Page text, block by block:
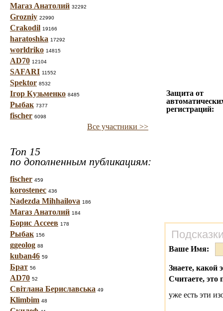
Магаз Анатолий 32292
Grozniy 22990
Crakodil 19166
haratoshka 17292
worldriko 14815
AD70 12104
SAFARI 11552
Spektor 8532
Ігор Кузьменко 8485
Рыбак 7377
fischer 6098
Все участники >>
Топ 15
по дополненным публикациям:
fischer 459
korostenec 436
Nadezda Mihhailova 186
Магаз Анатолий 184
Борис Ассеев 178
Рыбак 156
ggeolog 88
kuban46 59
Брат 56
AD70 52
Світлана Бериславська 49
Klimbim 48
Защита от
регистраций:
Ваше Имя:
Знаете, какой
Считаете, это
уже есть эти